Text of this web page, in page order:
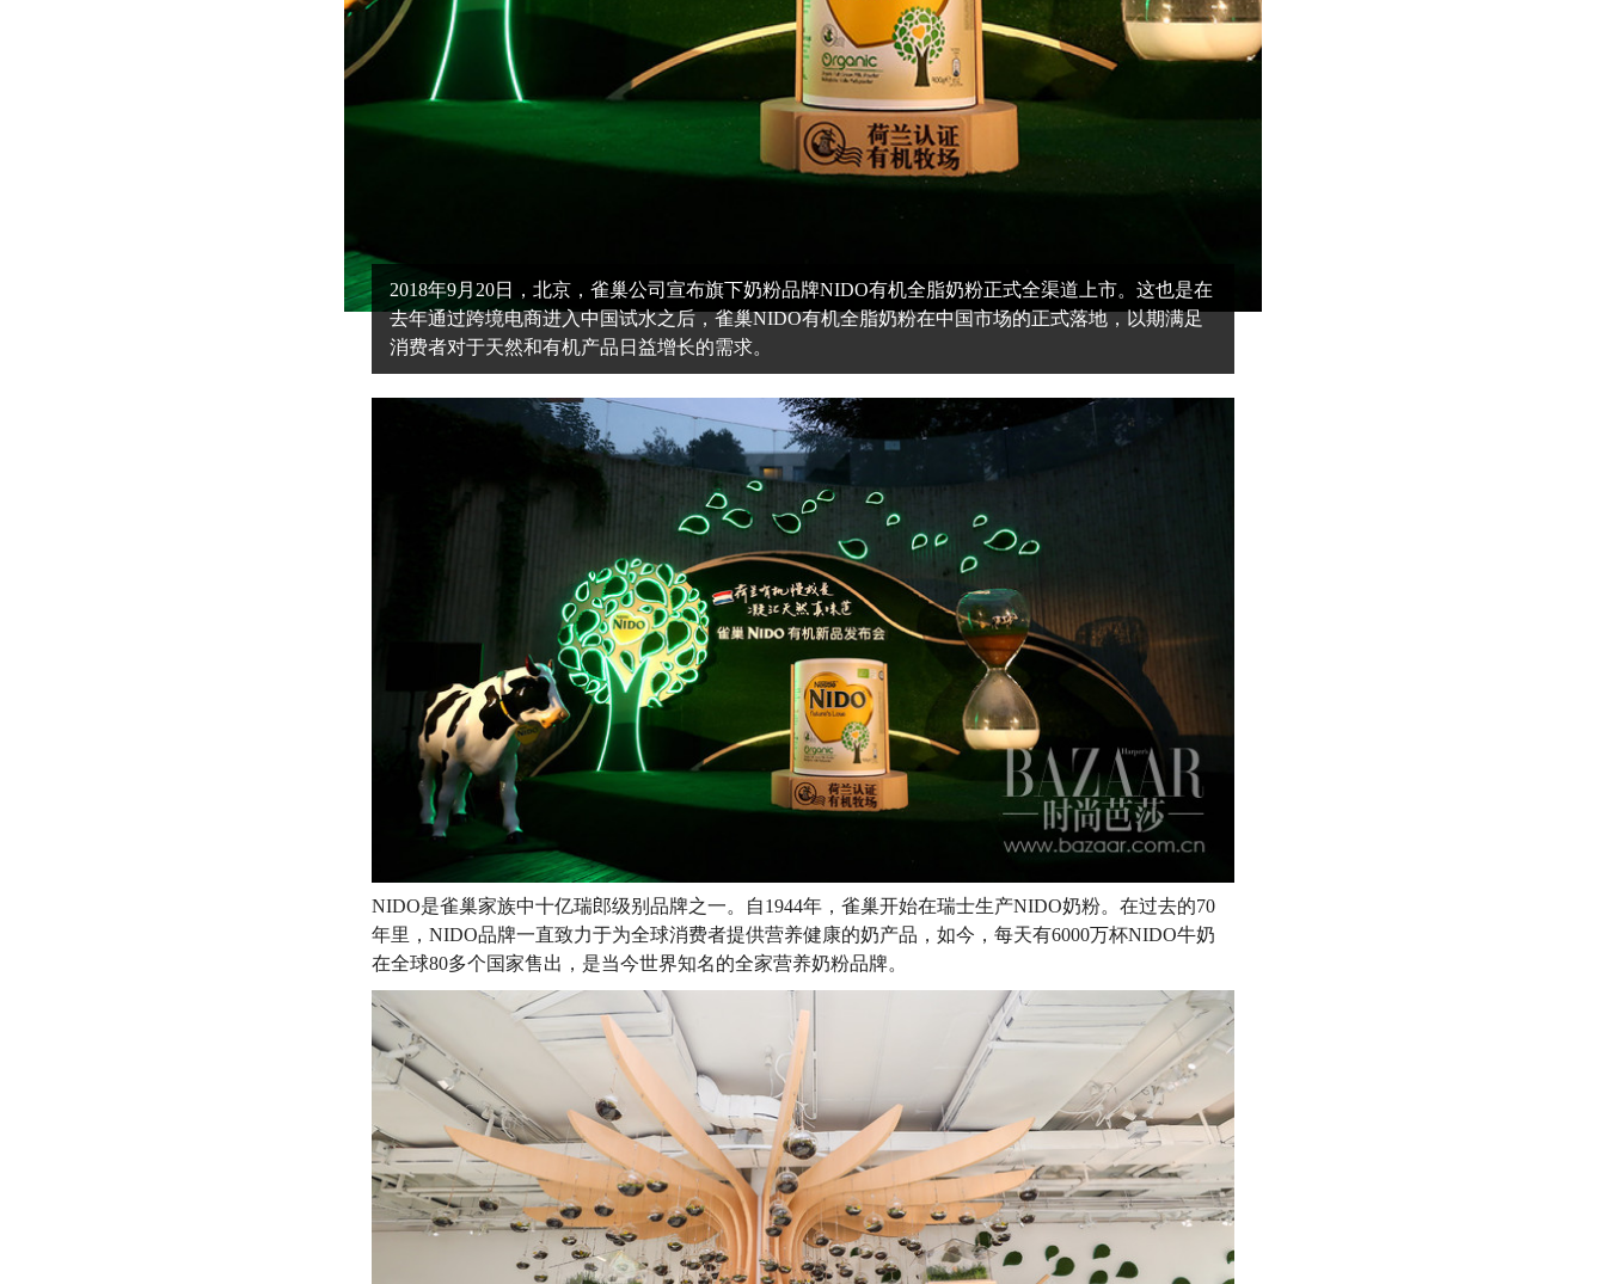
2018年9月20日，北京，雀巢公司宣布旗下奶粉品牌NIDO有机全脂奶粉正式全渠道上市。这也是在
去年通过跨境电商进入中国试水之后，雀巢NIDO有机全脂奶粉在中国市场的正式落地，以期满足
消费者对于天然和有机产品日益增长的需求。
NIDO是雀巢家族中十亿瑞郎级别品牌之一。自1944年，雀巢开始在瑞士生产NIDO奶粉。在过去的70
年里，NIDO品牌一直致力于为全球消费者提供营养健康的奶产品，如今，每天有6000万杯NIDO牛奶
在全球80多个国家售出，是当今世界知名的全家营养奶粉品牌。